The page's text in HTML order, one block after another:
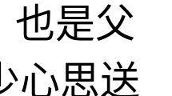
也是父
心思送